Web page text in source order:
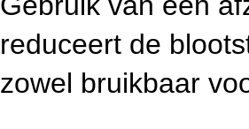
reduceert de
zowel bruikbaar